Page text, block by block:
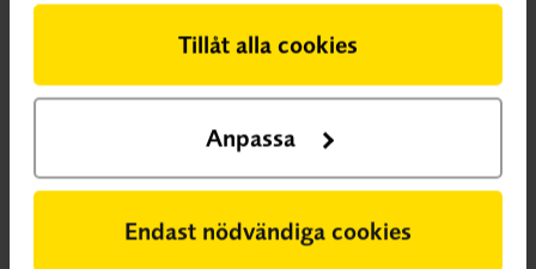
Tillåt alla cookies
Anpassa
Endast nödvändiga cookies
Kunskapsluckorna publiceras på SBU:s webbplats. Ett syfte är att
ge forskare och forskningsfinansiärer tips om var det saknas
kunskap och identifiera var behovet av forskning är stort. Ett
annat syfte är att ge vården och socialtjänsten ett underlag för
Hitta publikationer och andra sidor här